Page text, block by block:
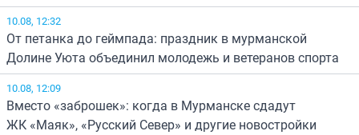
10.08, 12:32
От петанка до геймпада: праздник в мурманской
Долине Уюта объединил молодежь и ветеранов спорта
10.08, 12:09
Вместо «заброшек»: когда в Мурманске сдадут
ЖК «Маяк», «Русский Север» и другие новостройки